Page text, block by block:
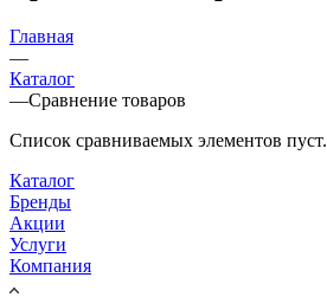
Главная
—
Каталог
—Сравнение товаров
Список сравниваемых элементов пуст.
Каталог
Бренды
Акции
Услуги
Компания